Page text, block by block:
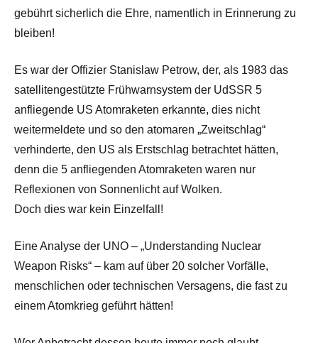
gebührt sicherlich die Ehre, namentlich in Erinnerung zu
bleiben!
Es war der Offizier Stanislaw Petrow, der, als 1983 das
satellitengestützte Frühwarnsystem der UdSSR 5
anfliegende US Atomraketen erkannte, dies nicht
weitermeldete und so den atomaren „Zweitschlag“
verhinderte, den US als Erstschlag betrachtet hätten,
denn die 5 anfliegenden Atomraketen waren nur
Reflexionen von Sonnenlicht auf Wolken.
Doch dies war kein Einzelfall!
Eine Analyse der UNO – „Understanding Nuclear
Weapon Risks“ – kam auf über 20 solcher Vorfälle,
menschlichen oder technischen Versagens, die fast zu
einem Atomkrieg geführt hätten!